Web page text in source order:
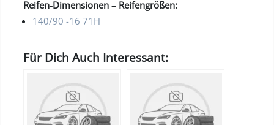
Reifen-Dimensionen – Reifengrößen:
140/90 -16 71H
Für Dich Auch Interessant: